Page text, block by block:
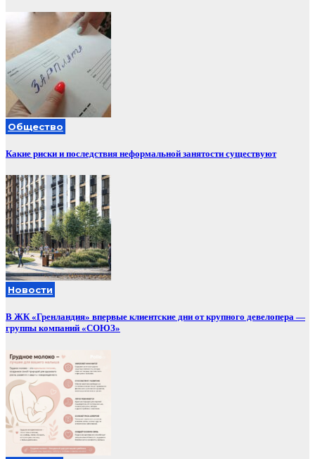
Общество
Какие риски и последствия неформальной занятости существуют
Новости
В ЖК «Гренландия» впервые клиентские дни от крупного девелопера —
группы компаний «СОЮЗ»